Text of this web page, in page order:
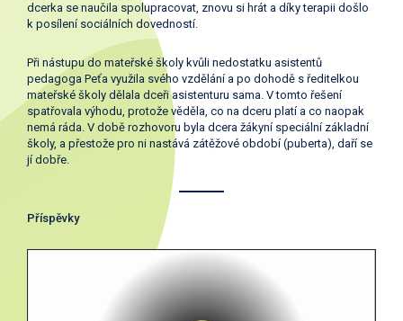
dcerka se naučila spolupracovat, znovu si hrát a díky terapii došlo
k posílení sociálních dovedností.
Při nástupu do mateřské školy kvůli nedostatku asistentů
pedagoga Peťa využila svého vzdělání a po dohodě s ředitelkou
mateřské školy dělala dceři asistenturu sama. V tomto řešení
spatřovala výhodu, protože věděla, co na dceru platí a co naopak
nemá ráda. V době rozhovoru byla dcera žákyní speciální základní
školy, a přestože pro ni nastává zátěžové období (puberta), daří se
jí dobře.
Příspěvky